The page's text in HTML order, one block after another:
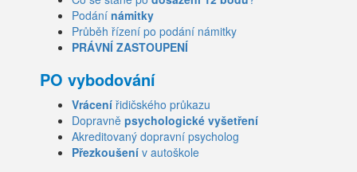
Podání námitky
Průběh řízení po podání námitky
PRÁVNÍ ZASTOUPENÍ
PO vybodování
Vrácení řidičského průkazu
Dopravně psychologické vyšetření
Akreditovaný dopravní psycholog
Přezkoušení v autoškole